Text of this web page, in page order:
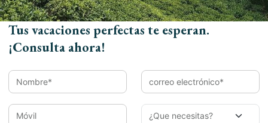
Book Now
Tus vacaciones perfectas te esperan.
¡Consulta ahora!